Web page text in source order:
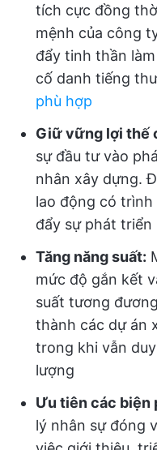
tích cực đồng
mệnh của công
đẩy tinh thần
cố danh tiếng
phù hợp
Giữ vững lợi thế
sự đầu tư vào
nhân xây dựng.
lao động có
đẩy sự phát
Tăng năng suất:
mức độ gắn kết
suất tương
thành các dự án
trong khi vẫn
lượng
Ưu tiên các biện
lý nhân sự đóng